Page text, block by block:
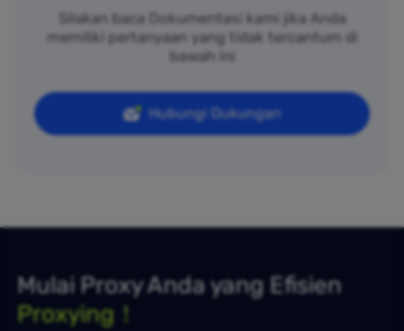
Silakan baca Dokumentasi kami jika Anda
memiliki pertanyaan yang tidak tercantum di
bawah ini
Hubungi Dukungan
Mulai Proxy Anda yang Efisien
Proxying！